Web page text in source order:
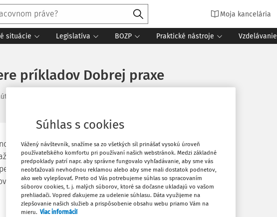
Moja kancelária
situácie Legislatíva BOZP Praktické nástroje Vzdelávanie
príkladov Dobrej praxe
čítania
predsedá EÚ boli 27. apríla
o dobrej praxi, ktorú v prvom roku
a ochranu zdravia, ako súčasť jej
pre všetky vekové kategórie".
Vytlačiť
Obľúbené
Zdieľať
Súhlas s cookies
Vážený návštevník, snažíme sa zo všetkých síl prinášať vysokú úroveň
používateľského komfortu pri používaní našich webstránok. Medzi základné
predpoklady patrí napr. aby správne fungovalo vyhľadávanie, aby sme vás
neobťažovali nevhodnou reklamou alebo aby sme mali dostatok podnetov,
ako web vylepšovať. Preto od Vás potrebujeme súhlas so spracovaním
súborov cookies, t. j. malých súborov, ktoré sa dočasne ukladajú vo vašom
prehliadači. Vopred ďakujeme za udelenie súhlasu. Dáta využijeme na
zlepšovanie našich služieb a prispôsobenie obsahu webu priamo Vám na
mieru. Viac informácií